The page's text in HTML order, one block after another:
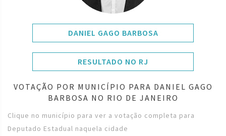
DANIEL GAGO BARBOSA
RESULTADO NO RJ
VOTAÇÃO POR MUNICÍPIO PARA DANIEL GAGO
BARBOSA NO RIO DE JANEIRO
Clique no município para ver a votação completa para
Deputado Estadual naquela cidade